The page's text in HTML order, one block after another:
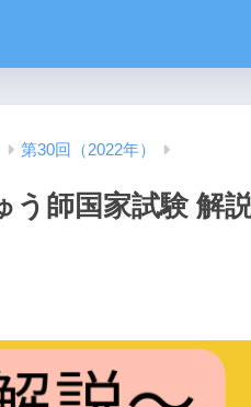
第30回（2022年）
師国家試験 解